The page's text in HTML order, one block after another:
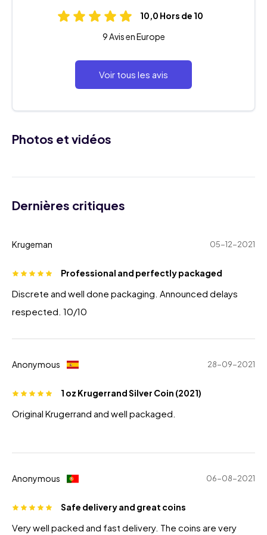
10,0 Hors de 10
9 Avis en Europe
Voir tous les avis
Photos et vidéos
Dernières critiques
Krugeman 05-12-2021
Professional and perfectly packaged
Discrete and well done packaging. Announced delays
respected. 10/10
Anonymous 28-09-2021
1 oz Krugerrand Silver Coin (2021)
Original Krugerrand and well packaged.
Anonymous 06-08-2021
Safe delivery and great coins
Very well packed and fast delivery. The coins are very